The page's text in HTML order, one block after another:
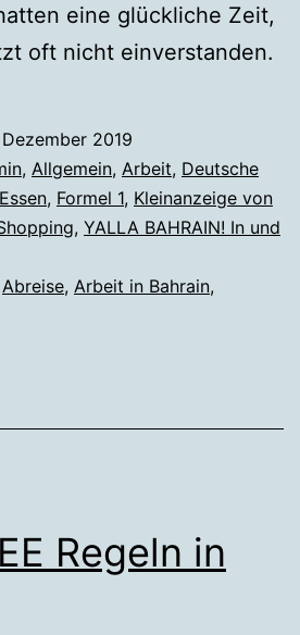
eine glückliche Zeit,
oft nicht einverstanden.
Dezember 2019
, Allgemein, Arbeit, Deutsche
Essen, Formel 1, Kleinanzeige von
, YALLA BAHRAIN! In und
Abreise, Arbeit in Bahrain,
Regeln in